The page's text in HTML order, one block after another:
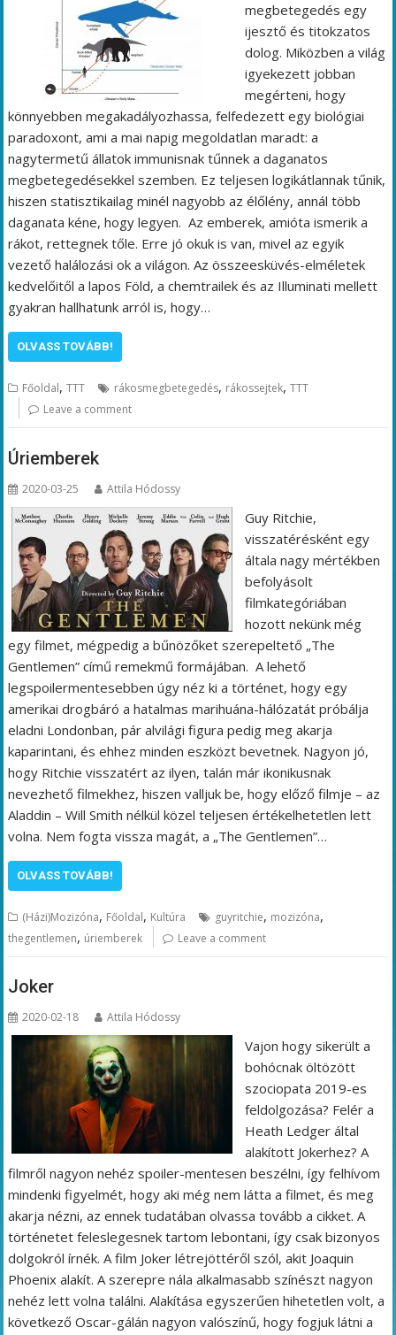
megbetegedés egy
ijesztő és titokzatos
dolog. Miközben a világ
igyekezett jobban
megérteni, hogy
könnyebben megakadályozhassa, felfedezett egy biológiai
paradoxont, ami a mai napig megoldatlan maradt: a
nagytermetű állatok immunisnak tűnnek a daganatos
megbetegedésekkel szemben. Ez teljesen logikátlannak tűnik,
hiszen statisztikailag minél nagyobb az élőlény, annál több
daganata kéne, hogy legyen. Az emberek, amióta ismerik a
rákot, rettegnek tőle. Erre jó okuk is van, mivel az egyik
vezető halálozási ok a világon. Az összeesküvés-elméletek
kedvelőitől a lapos Föld, a chemtrailek és az Illuminati mellett
gyakran hallhatunk arról is, hogy…
OLVASS TOVÁBB!
Főoldal,TTT rákosmegbetegedés, rákossejtek,TTT
Leave a comment
Úriemberek
2020-03-25 Attila Hódossy
Guy Ritchie,
visszatérésként egy
általa nagy mértékben
befolyásolt
filmkategóriában
hozott nekünk még
egy filmet, mégpedig a bűnözőket szerepeltető „The
Gentlemen” című remekmű formájában. A lehető
legspoilermentesebben úgy néz ki a történet, hogy egy
amerikai drogbáró a hatalmas marihuána-hálózatát próbálja
eladni Londonban, pár alvilági figura pedig meg akarja
kaparintani, és ehhez minden eszközt bevetnek. Nagyon jó,
hogy Ritchie visszatért az ilyen, talán már ikonikusnak
nevezhető filmekhez, hiszen valljuk be, hogy előző filmje – az
Aladdin – Will Smith nélkül közel teljesen értékelhetetlen lett
volna. Nem fogta vissza magát, a „The Gentlemen”…
OLVASS TOVÁBB!
(Házi)Mozizóna, Főoldal, Kultúra guyritchie, mozizóna,
thegentlemen, úriemberek Leave a comment
Joker
2020-02-18 Attila Hódossy
Vajon hogy sikerült a
bohócnak öltözött
szociopata 2019-es
feldolgozása? Felér a
Heath Ledger által
alakított Jokerhez? A
filmről nagyon nehéz spoiler-mentesen beszélni, így felhívom
mindenki figyelmét, hogy aki még nem látta a filmet, és meg
akarja nézni, az ennek tudatában olvassa tovább a cikket. A
történetet feleslegesnek tartom lebontani, így csak bizonyos
dolgokról írnék. A film Joker létrejöttéről szól, akit Joaquin
Phoenix alakít. A szerepre nála alkalmasabb színészt nagyon
nehéz lett volna találni. Alakítása egyszerűen hihetetlen volt, a
következő Oscar-gálán nagyon valószínű, hogy fogjuk látni a